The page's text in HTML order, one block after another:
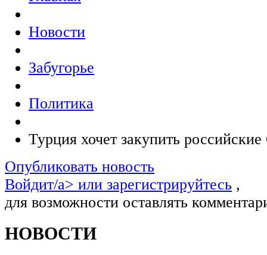
Новости
Забугорье
Политика
Турция хочет закупить
Опубликовать новость
Войдит/a> или зарегистрируйтесь ,
для возможности оставлять
НОВОСТИ